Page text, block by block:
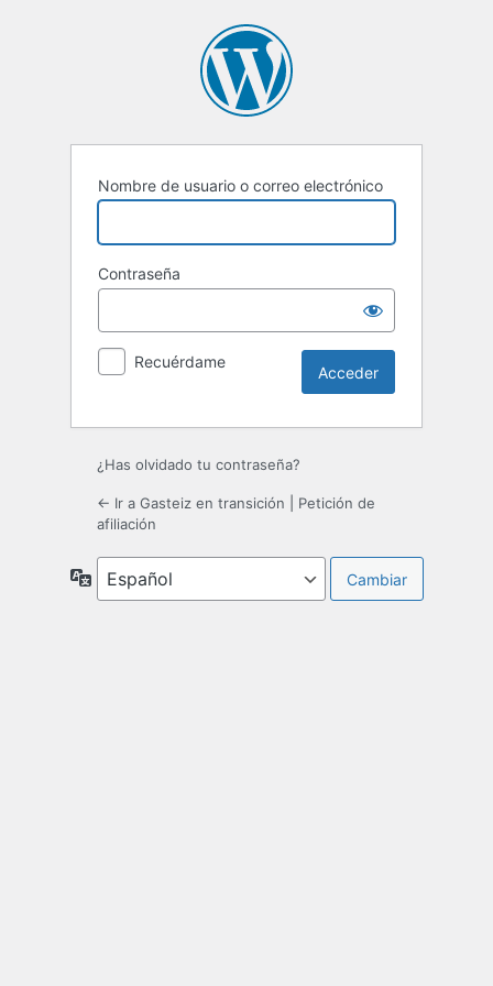
Nombre de usuario o correo electrónico
Contraseña
Recuérdame
¿Has olvidado tu contraseña?
← Ir a Gasteiz en transición
Petición de
afiliación
Idioma